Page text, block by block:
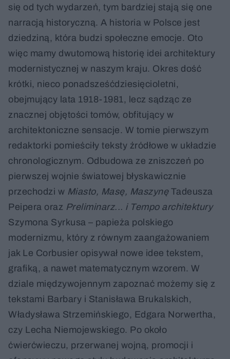
się od tych wydarzeń, tym bardziej stają się one
narracją historyczną. A historia w Polsce jest
dziedziną, która budzi społeczne emocje. Oto
więc mamy dwutomową historię idei architektury
modernistycznej w naszym kraju. Okres dość
krótki, nieco ponadsześćdziesięcioletni,
obejmujący lata 1918-1981, lecz sądząc ze
znacznej objętości tomów, obfitujący w
architektoniczne sensacje. W tomie pierwszym
redaktorki pomieściły teksty źródłowe w układzie
chronologicznym. Odbudowa ze zniszczeń po
pierwszej wojnie światowej błyskawicznie
przechodzi w Miasto, Masę, MaszynęTadeusza
Peipera oraz Preliminarz... i Tempo architektury
Szymona Syrkusa – papieża polskiego
modernizmu, który z równym zaangażowaniem
jak Le Corbusier opisywał nowe idee tekstem,
grafiką, a nawet matematycznym wzorem. W
dziale międzywojennym zapoznać możemy się z
tekstami Barbary i Stanisława Brukalskich,
Władysława Strzemińskiego, Edgara Norwertha,
czy Lecha Niemojewskiego. Po około
ćwierćwieczu, przerwanej wojną, promocji i